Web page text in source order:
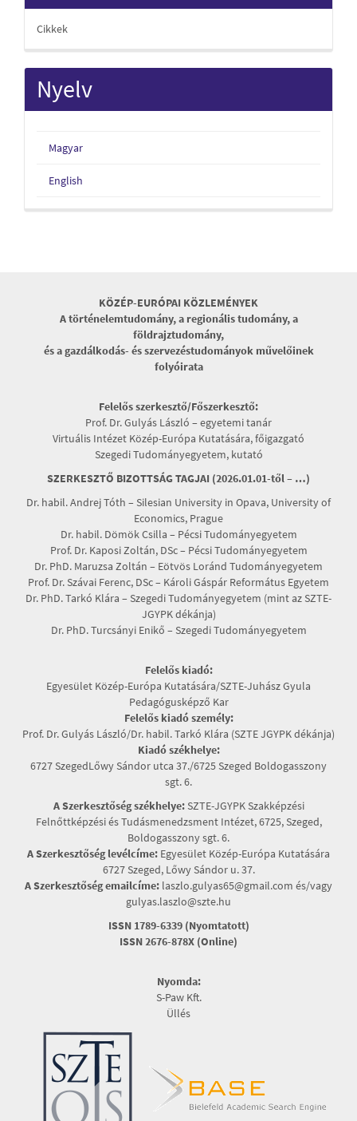
Cikkek
Nyelv
Magyar
English
KÖZÉP-EURÓPAI KÖZLEMÉNYEK
A történelemtudomány, a regionális tudomány, a
földrajztudomány,
és a gazdálkodás- és szervezéstudományok művelőinek
folyóirata
Felelős szerkesztő/Főszerkesztő:
Prof. Dr. Gulyás László – egyetemi tanár
Virtuális Intézet Közép-Európa Kutatására, főigazgató
Szegedi Tudományegyetem, kutató
SZERKESZTŐ BIZOTTSÁG TAGJAI (2026.01.01-től – …)
Dr. habil. Andrej Tóth – Silesian University in Opava, University of
Economics, Prague
Dr. habil. Dömök Csilla – Pécsi Tudományegyetem
Prof. Dr. Kaposi Zoltán, DSc – Pécsi Tudományegyetem
Dr. PhD. Maruzsa Zoltán – Eötvös Loránd Tudományegyetem
Prof. Dr. Szávai Ferenc, DSc – Károli Gáspár Református Egyetem
Dr. PhD. Tarkó Klára – Szegedi Tudományegyetem (mint az SZTE-
JGYPK dékánja)
Dr. PhD. Turcsányi Enikő – Szegedi Tudományegyetem
Felelős kiadó:
Egyesület Közép-Európa Kutatására/SZTE-Juhász Gyula
Pedagógusképző Kar
Felelős kiadó személy:
Prof. Dr. Gulyás László/Dr. habil. Tarkó Klára (SZTE JGYPK dékánja)
Kiadó székhelye:
6727 SzegedLőwy Sándor utca 37./6725 Szeged Boldogasszony
sgt. 6.
A Szerkesztőség székhelye:SZTE-JGYPK Szakképzési
Felnőttképzési és Tudásmenedzsment Intézet, 6725, Szeged,
Boldogasszony sgt. 6.
A Szerkesztőség levélcíme: Egyesület Közép-Európa Kutatására
6727 Szeged, Lőwy Sándor u. 37.
A Szerkesztőség emailcíme: laszlo.gulyas65@gmail.com és/vagy
gulyas.laszlo@szte.hu
ISSN 1789-6339 (Nyomtatott)
ISSN 2676-878X (Online)
Nyomda:
S-Paw Kft.
Üllés